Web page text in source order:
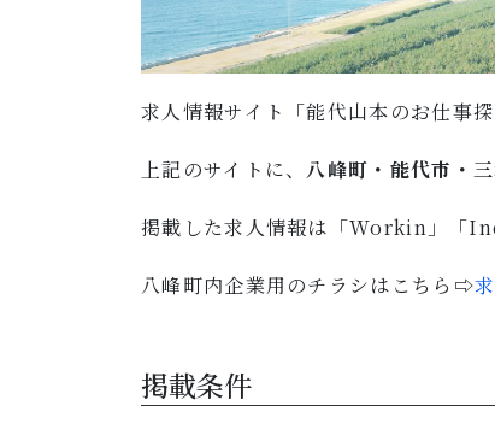
求人情報サイト「能代山本のお仕事
上記のサイトに、 八峰町・能代市・
掲載した求人情報は「Workin」「
八峰町内企業用のチラシはこちら⇨
掲載条件